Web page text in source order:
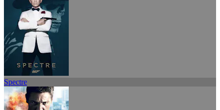
Spectre